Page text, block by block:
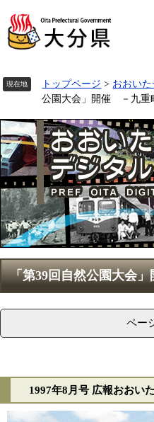
ジ
頭
。
現在地 トップページ > おおい
公園大会」開催 －九重
本
文「第39回自然公園大会
ペー
1997年8月号 広報おおいた